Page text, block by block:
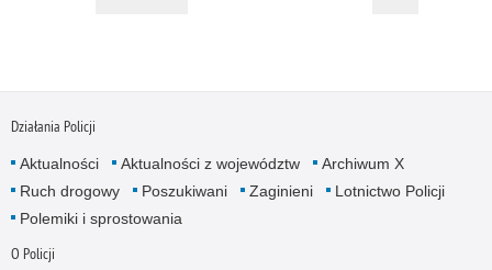
Działania Policji
Aktualności Aktualności z województw
Archiwum X
Ruch drogowy
Poszukiwani Zaginieni
Lotnictwo Policji
Polemiki i sprostowania
O Policji